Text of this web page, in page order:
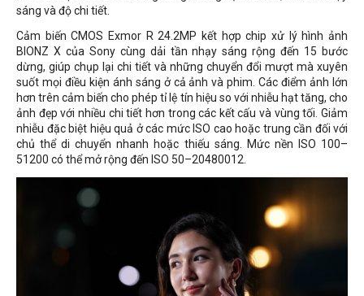
sáng và độ chi tiết.
Cảm biến CMOS Exmor R 24.2MP kết hợp chip xử lý hình ảnh
BIONZ X của Sony cùng dải tần nhạy sáng rộng đến 15 bước
dừng, giúp chụp lại chi tiết và những chuyển đổi mượt mà xuyên
suốt mọi điều kiện ánh sáng ở cả ảnh và phim. Các điểm ảnh lớn
hơn trên cảm biến cho phép tỉ lệ tín hiệu so với nhiễu hạt tăng, cho
ảnh đẹp với nhiều chi tiết hơn trong các kết cấu và vùng tối. Giảm
nhiễu đặc biệt hiệu quả ở các mức ISO cao hoặc trung cần đối với
chủ thể di chuyển nhanh hoặc thiếu sáng. Mức nền ISO 100–
51200 có thể mở rộng đến ISO 50–20480012.